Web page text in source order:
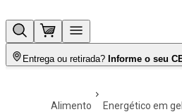
Entrega ou retirada? Informe o seu
alimento energético em gel